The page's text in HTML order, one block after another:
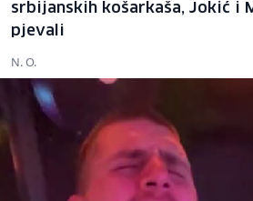
srbijanskih košarkaša, Jokić i
pjevali
N. O.